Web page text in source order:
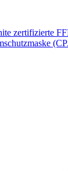
zertifizierte